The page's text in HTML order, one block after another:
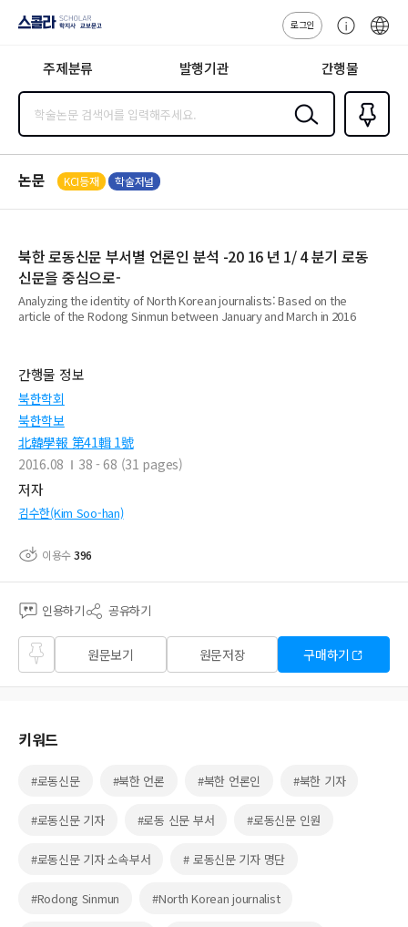
지사·교보문고
로그인
센
주제분류 발행기관 간행물
검색
즐겨찾
기0
논문 KCI등재 학술저널
북한 로동신문 부서별 언론인 분석 -20 16 년 1/ 4 분기 로동
신문을 중심으로-
Analyzing the identity of North Korean journalists: Based on the
article of the Rodong Sinmun between January and March in 2016
간행물 정보
북한학회
북한학보
北韓學報 第41輯 1號
2016.08
38 - 68 (31 pages)
저자
김수한(Kim Soo-han)
이용수396
인용하기 공유하기
즐겨
찾기
원문보기 원문저장 구매하기
키워드
#로동신문 #북한 언론 #북한 언론인 #북한 기자
#로동신문 기자 #로동 신문 부서 #로동신문 인원
#로동신문 기자 소속부서 # 로동신문 기자 명단
#Rodong Sinmun #North Korean journalist